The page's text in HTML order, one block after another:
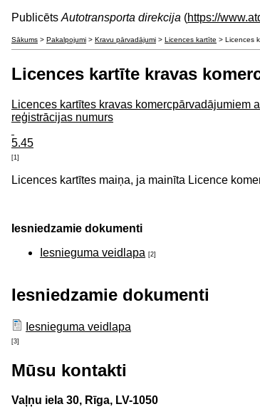
Publicēts Autotransporta direkcija (https://
Sākums > Pakalpojumi > Kravu pārvadājumi > Licences kartīte > Licences
Licences kartīte kravas
Licences kartītes kravas
reģistrācijas numurs
5.45
[1]
Licences kartītes maiņa, ja mainīta Licence
Iesniedzamie dokumenti
Iesnieguma veidlapa [2]
Iesniedzamie dokumenti
Iesnieguma veidlapa
[3]
Mūsu kontakti
Vaļņu iela 30, Rīga, LV-1050